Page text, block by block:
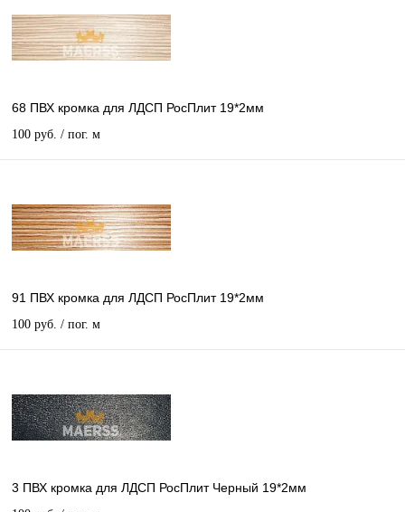
68 ПВХ кромка для ЛДСП РосПлит 19*2мм
100 руб. / пог. м
91 ПВХ кромка для ЛДСП РосПлит 19*2мм
100 руб. / пог. м
3 ПВХ кромка для ЛДСП РосПлит Черный 19*2мм